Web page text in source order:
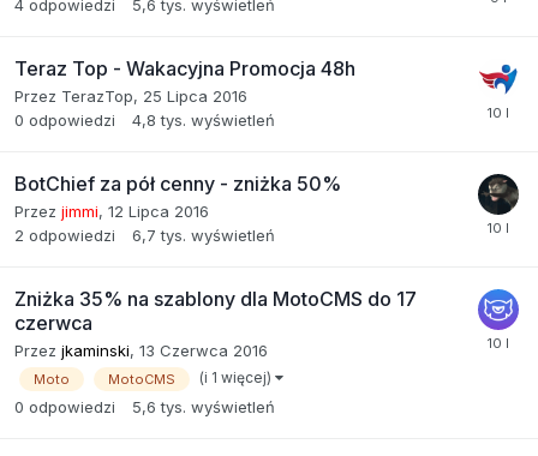
4 odpowiedzi 5,6 tys. wyświetleń
Teraz Top - Wakacyjna Promocja 48h
Przez TerazTop, 25 Lipca 2016
0 odpowiedzi 4,8 tys. wyświetleń
BotChief za pół cenny - zniżka 50%
Przez jimmi, 12 Lipca 2016
2 odpowiedzi 6,7 tys. wyświetleń
Zniżka 35% na szablony dla MotoCMS do 17
czerwca
Przez jkaminski, 13 Czerwca 2016
Moto MotoCMS (i 1 więcej)
0 odpowiedzi 5,6 tys. wyświetleń